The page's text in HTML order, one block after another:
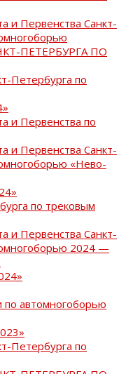
и Первенства Санкт-
ПЕТЕРБУРГА ПО
Петербурга по
и Первенства по
и Первенства Санкт-
«Нево-
по трековым
и Первенства Санкт-
2024 —
по автомногоборью
Петербурга по